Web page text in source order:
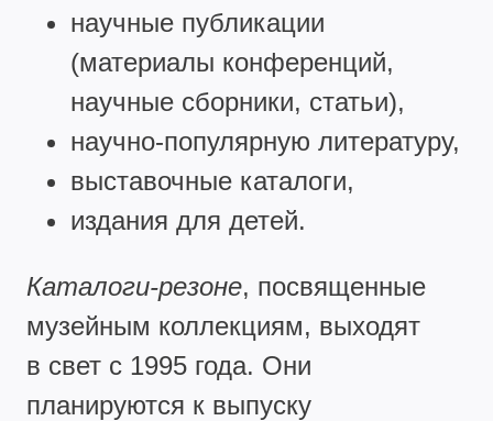
научные публикации
(материалы конференций,
научные сборники, статьи),
научно-популярную литературу,
выставочные каталоги,
издания для детей.
Каталоги-резоне, посвященные
музейным коллекциям, выходят
в свет с 1995 года. Они
планируются к выпуску